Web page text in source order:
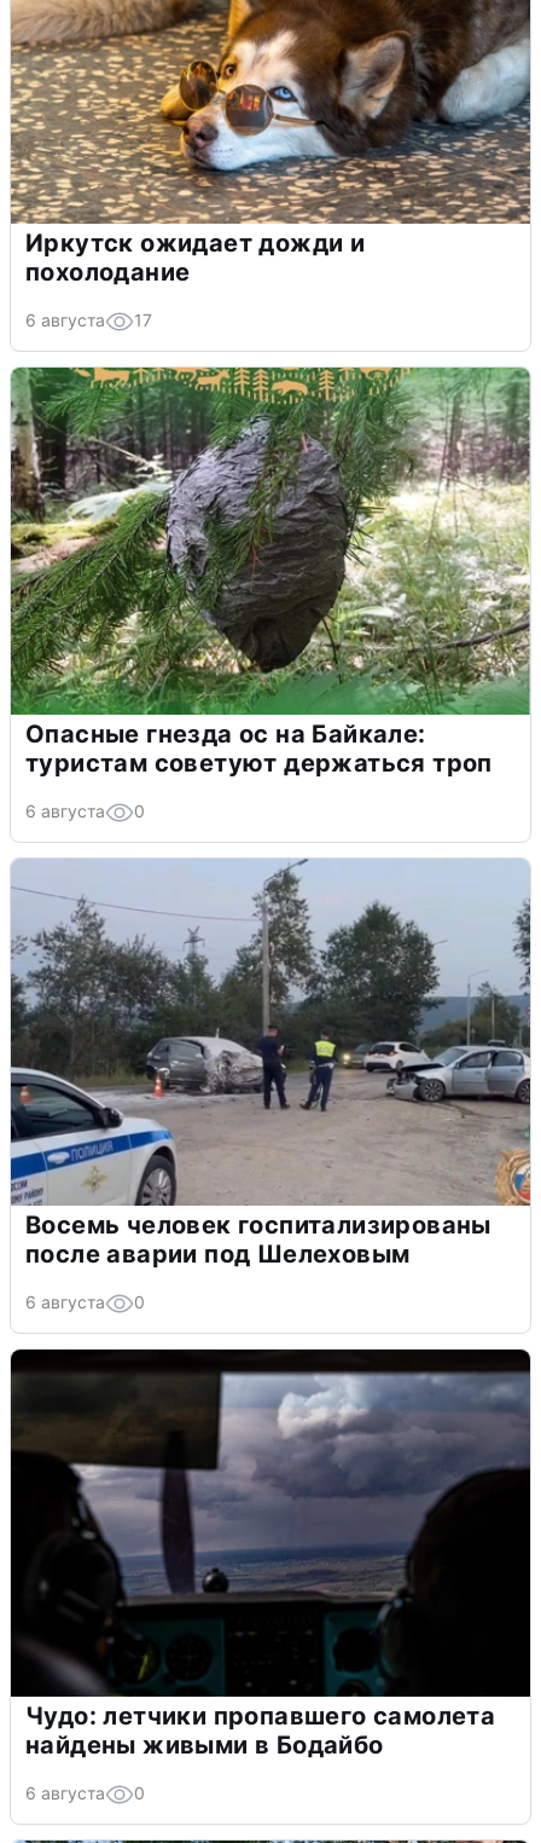
Иркутск ожидает дожди и
похолодание
6 августа 17
Опасные гнезда ос на Байкале:
туристам советуют держаться троп
6 августа 0
Восемь человек госпитализированы
после аварии под Шелеховым
6 августа 0
Чудо: летчики пропавшего самолета
найдены живыми в Бодайбо
6 августа 0